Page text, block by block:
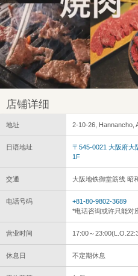
店铺详细
地址 2-10-26, Hannancho,
日语地址
〒545-0021 大阪府大
1F
交通 大阪地铁御堂筋线 昭
电话号码
+81-80-9802-3689
*电话咨询或许只能对
营业时间 17:00～
休息日 不定期休息